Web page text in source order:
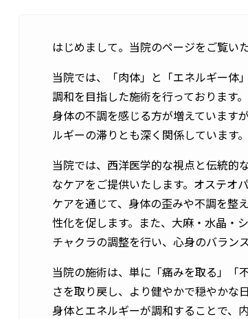
はじめまして。当院のページをご覧い
当院では、「肉体」と「エネルギー体
調和を目指した施術を行っております
身体の不調を感じる方が増えています
ルギーの滞りとも深く関係しています。
当院では、西洋医学的な視点と伝統的
なケアをご提供いたします。オステオ
ケアを通じて、身体の歪みや不調を整
性化を促します。また、大麻・水晶・
チャクラの調整を行い、心身のバラン
当院の施術は、単に「痛みを取る」「
さを取り戻し、より健やかで穏やかな
身体とエネルギーが調和することで、